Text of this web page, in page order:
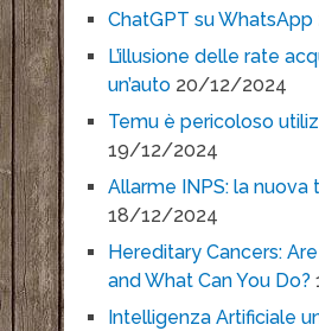
ChatGPT su WhatsApp
L’illusione delle rate
un’auto 20/12/2024
Temu è pericoloso
19/12/2024
Allarme INPS: la nuova
18/12/2024
Hereditary Cancers:
and What Can You Do?
Intelligenza Artificiale